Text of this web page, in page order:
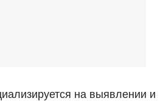
на выявлении и